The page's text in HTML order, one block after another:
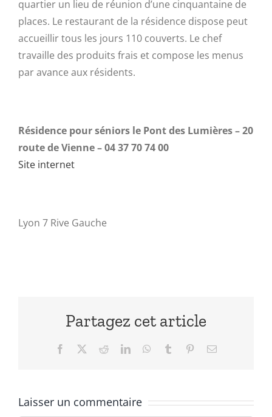
quartier un lieu de réunion d’une cinquantaine de
places. Le restaurant de la résidence dispose peut
accueillir tous les jours 110 couverts. Le chef
travaille des produits frais et compose les menus
par avance aux résidents.
Résidence pour séniors le Pont des Lumières – 20
route de Vienne – 04 37 70 74 00
Site internet
Lyon 7 Rive Gauche
Partagez cet article
Facebook RedditLinkedInWhatsApp
Tumblr PinterestEmail
Laisser un commentaire